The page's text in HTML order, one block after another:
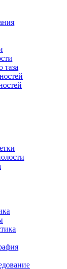
таза